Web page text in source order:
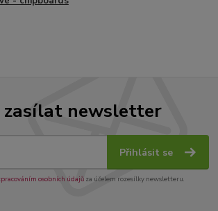
zasílat newsletter
Přihlásit se
osobních údajůza účelem rozesílky newsletteru.